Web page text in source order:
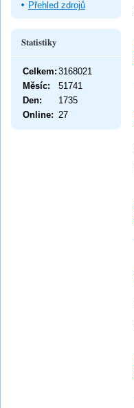
Přehled zdrojů
Statistiky
Online: 27
Celkem: 3168021
Měsíc:
51741
Den:
1735